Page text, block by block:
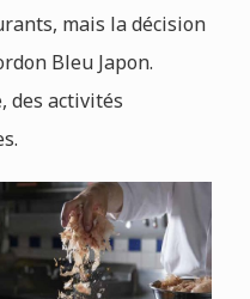
mais la décision
Bleu Japon.
des activités